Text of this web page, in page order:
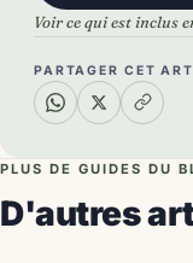
Voir ce qui est inclus
PARTAGER CET
PLUS DE GUIDES DU
D'autres